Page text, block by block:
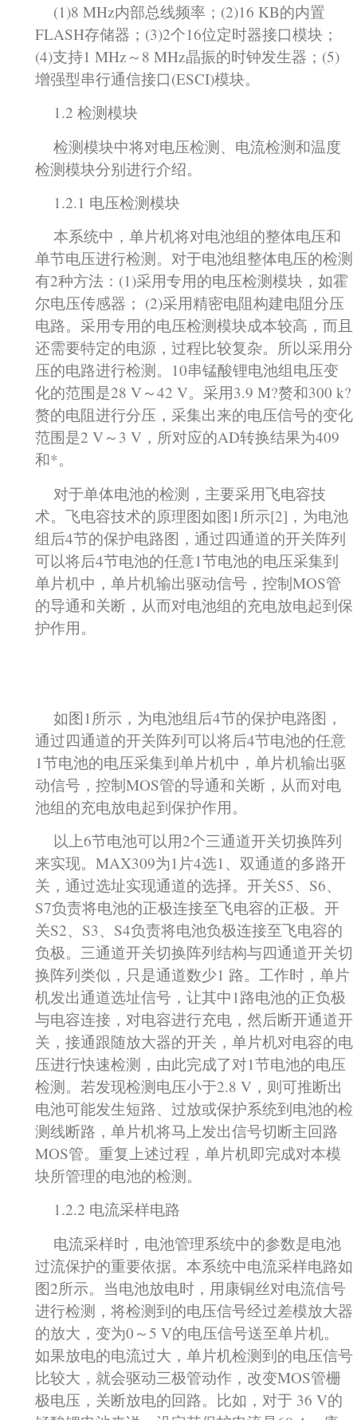
(1)8 MHz内部总线频率；(2)16 KB的内置
FLASH存储器；(3)2个16位定时器接口模块；
(4)支持1 MHz～8 MHz晶振的时钟发生器；(5)
增强型串行通信接口(ESCI)模块。
1.2 检测模块
检测模块中将对电压检测、电流检测和温度
检测模块分别进行介绍。
1.2.1 电压检测模块
本系统中，单片机将对电池组的整体电压和
单节电压进行检测。对于电池组整体电压的检测
有2种方法：(1)采用专用的电压检测模块，如霍
尔电压传感器； (2)采用精密电阻构建电阻分压
电路。采用专用的电压检测模块成本较高，而且
还需要特定的电源，过程比较复杂。所以采用分
压的电路进行检测。10串锰酸锂电池组电压变
化的范围是28 V～42 V。采用3.9 M?赘和300 k?
赘的电阻进行分压，采集出来的电压信号的变化
范围是2 V～3 V，所对应的AD转换结果为409
和*。
对于单体电池的检测，主要采用飞电容技
术。飞电容技术的原理图如图1所示[2]，为电池
组后4节的保护电路图，通过四通道的开关阵列
可以将后4节电池的任意1节电池的电压采集到
单片机中，单片机输出驱动信号，控制MOS管
的导通和关断，从而对电池组的充电放电起到保
护作用。
如图1所示，为电池组后4节的保护电路图，
通过四通道的开关阵列可以将后4节电池的任意
1节电池的电压采集到单片机中，单片机输出驱
动信号，控制MOS管的导通和关断，从而对电
池组的充电放电起到保护作用。
以上6节电池可以用2个三通道开关切换阵列
来实现。MAX309为1片4选1、双通道的多路开
关，通过选址实现通道的选择。开关S5、S6、
S7负责将电池的正极连接至飞电容的正极。开
关S2、S3、S4负责将电池负极连接至飞电容的
负极。三通道开关切换阵列结构与四通道开关切
换阵列类似，只是通道数少1 路。工作时，单片
机发出通道选址信号，让其中1路电池的正负极
与电容连接，对电容进行充电，然后断开通道开
关，接通跟随放大器的开关，单片机对电容的电
压进行快速检测，由此完成了对1节电池的电压
检测。若发现检测电压小于2.8 V，则可推断出
电池可能发生短路、过放或保护系统到电池的检
测线断路，单片机将马上发出信号切断主回路
MOS管。重复上述过程，单片机即完成对本模
块所管理的电池的检测。
1.2.2 电流采样电路
电流采样时，电池管理系统中的参数是电池
过流保护的重要依据。本系统中电流采样电路如
图2所示。当电池放电时，用康铜丝对电流信号
进行检测，将检测到的电压信号经过差模放大器
的放大，变为0～5 V的电压信号送至单片机。
如果放电的电流过大，单片机检测到的电压信号
比较大，就会驱动三极管动作，改变MOS管栅
极电压，关断放电的回路。比如，对于 36 V的